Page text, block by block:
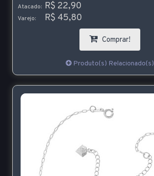
Atacado: R$ 22,90
Varejo: R$ 45,80
Comprar!
Produto(s) Relacionado(s)